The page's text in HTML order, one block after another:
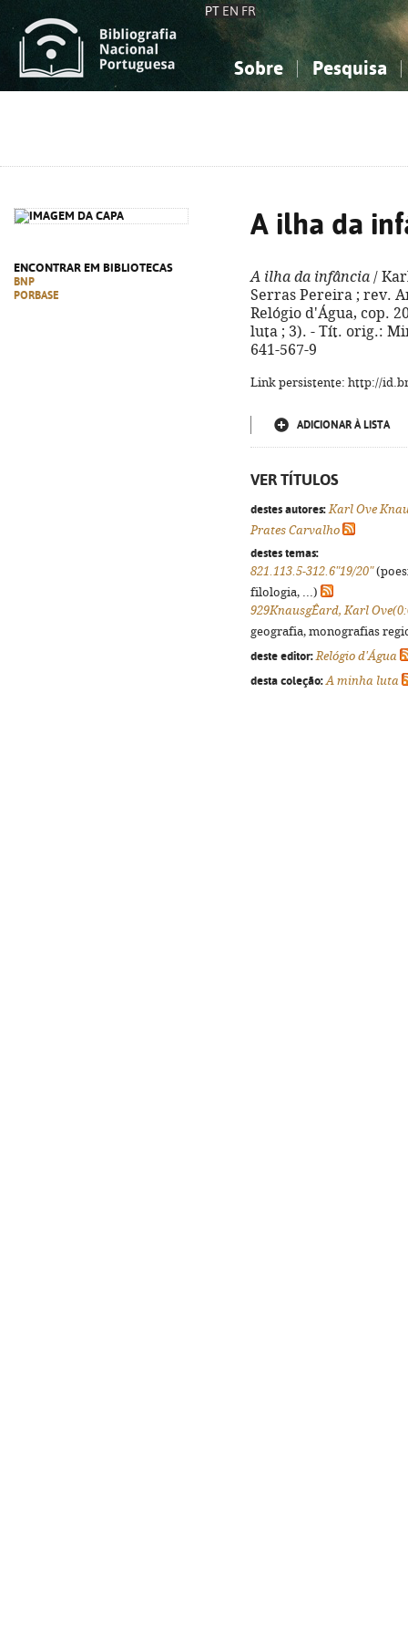
PT EN FR
Sobre Pesquisa
ENCONTRAR EM BIBLIOTECAS
BNP
PORBASE
A ilha da
A ilha da infância /
Serras Pereira ; rev.
Relógio d'Água, cop.
luta ; 3). - Tít. orig.:
641-567-9
Link persistente: http://
ADICIONAR À LISTA
VER TÍTULOS
destes autores: Karl Ove
Prates Carvalho
destes temas:
821.113.5-312.6"19/20"
filologia, ...)
929KnausgÊard, Karl
geografia, monografias
deste editor: Relógio d'Água
desta coleção: A minha luta